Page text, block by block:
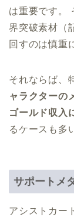
は重要です。
界突破素材（
回すのは慎重
それならば、
ャラクターの
ゴールド収入
るケースも多
サポートメ
アシストカー